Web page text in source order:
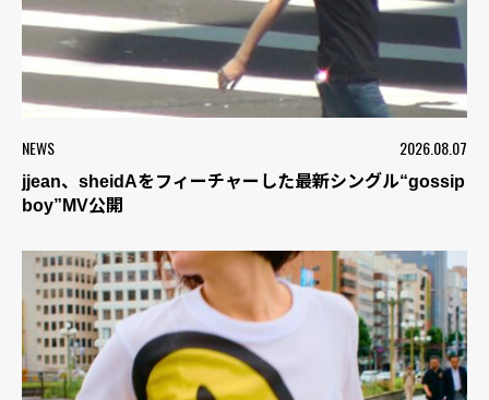
NEWS 2026.08.07
jjean、sheidAをフィーチャーした最新シングル“gossip
boy”MV公開